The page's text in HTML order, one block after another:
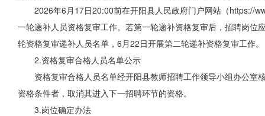
2026年6月17日20:00前在开阳县人民政府门户网站（https://
一轮递补人员资格复审工作。若第一轮递补资格复审后，招聘岗
轮资格复审递补人员名单，6月22日开展第二轮递补资格复审工作。
2.资格复审合格人员名单公示
资格复审合格人员名单经开阳县教师招聘工作领导小组办公
资格条件者，取消其进入下一招聘环节的资格。
3.岗位确定办法